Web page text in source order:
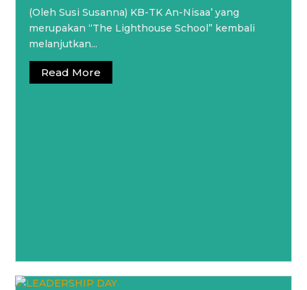
(Oleh Susi Susanna) KB-TK An-Nisaa’ yang
merupakan “The Lighthouse School” kembali
melanjutkan...
Read More